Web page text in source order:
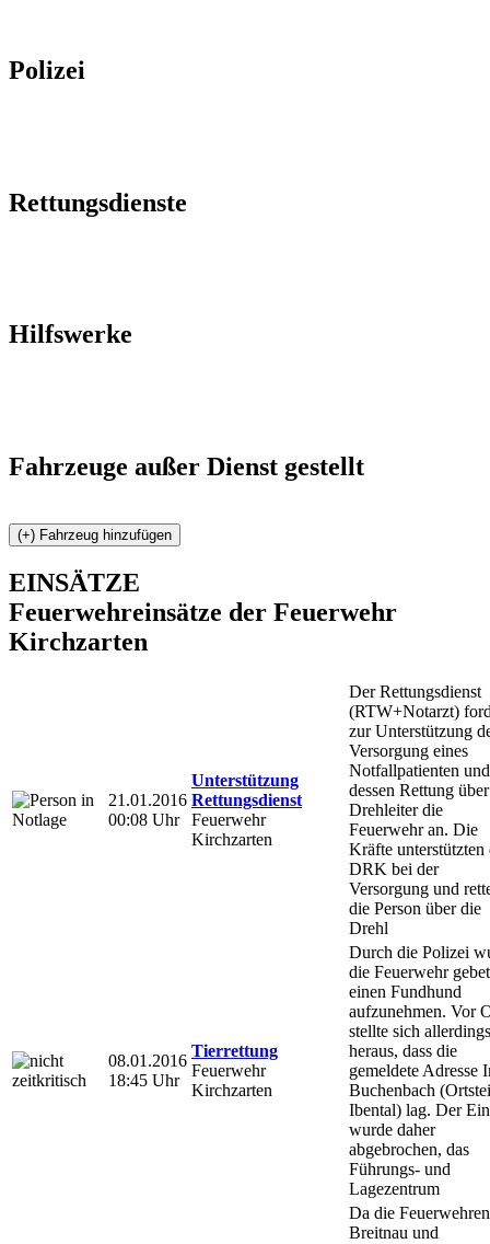
Polizei
Rettungsdienste
Hilfswerke
Fahrzeuge außer Dienst gestellt
EINSÄTZE
Feuerwehreinsätze der Feuerwehr
Kirchzarten
21.01.2016
00:08 Uhr
Unterstützung
Rettungsdienst
Feuerwehr
Kirchzarten
Der Rettungsdienst
(RTW+Notarzt)
zur Unterstützung
Versorgung eines
Notfallpatienten und
dessen Rettung
Drehleiter die
Feuerwehr an. Die
Kräfte unterstützten
DRK bei der
Versorgung und
die Person über die
Drehl
08.01.2016
18:45 Uhr
Tierrettung
Feuerwehr
Kirchzarten
Durch die Polizei
die Feuerwehr
einen Fundhund
aufzunehmen. Vor
stellte sich allerdings
heraus, dass die
gemeldete Adresse
Buchenbach
Ibental) lag. Der
wurde daher
abgebrochen, das
Führungs- und
Lagezentrum
Da die Feuerwehren
Breitnau und